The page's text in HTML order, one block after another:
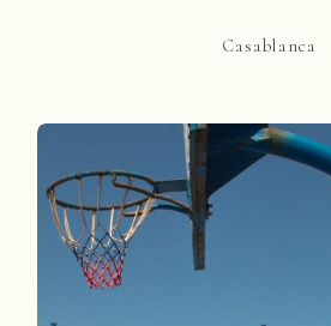
Casablanca